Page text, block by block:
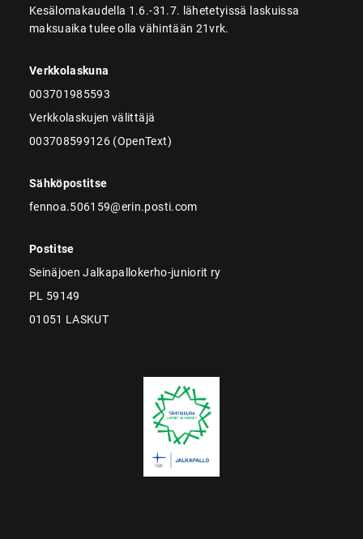
Kesälomakaudella 1.6.-31.7. lähetetyissä laskuissa
maksuaika tulee olla vähintään 21vrk.
Verkkolaskuna
003701985593
Verkkolaskujen välittäjä
003708599126 (OpenText)
Sähköpostitse
fennoa.506159@erin.posti.com
Postitse
Seinäjoen Jalkapallokerho-juniorit ry
PL 59149
01051 LASKUT